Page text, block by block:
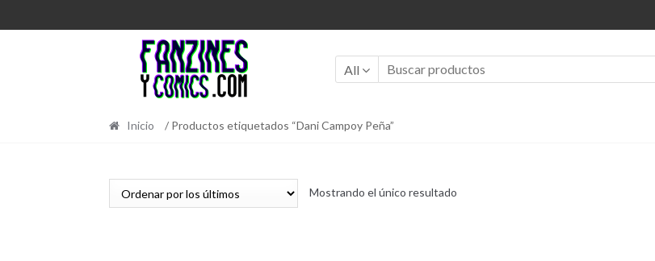
a
navegación
al
contenido
All
Inicio / Productos etiquetados “Dani Campoy Peña”
Mostrando el único resultado